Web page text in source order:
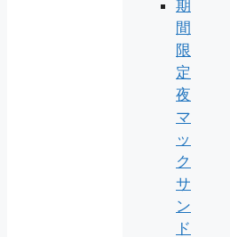
期
間
限
定
夜
マ
ッ
ク
サ
ン
ド